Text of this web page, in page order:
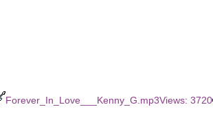
Forever_In_Love___Kenny_G.mp3Views: 3720